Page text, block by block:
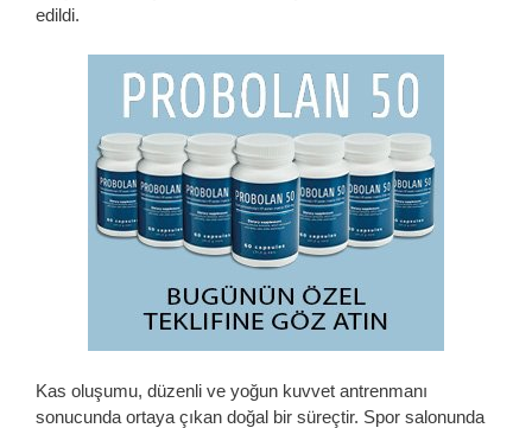
edildi.
Kas oluşumu, düzenli ve yoğun kuvvet antrenmanı
sonucunda ortaya çıkan doğal bir süreçtir. Spor salonunda